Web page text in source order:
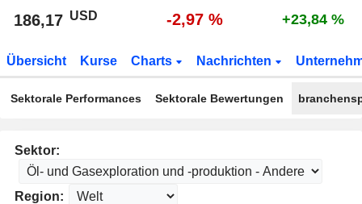
186,17 USD -2,97 % +23,84 %
Übersicht Kurse Charts Nachrichten
Sektorale Performances Sektorale Bewertungen
Sektor:
Region: